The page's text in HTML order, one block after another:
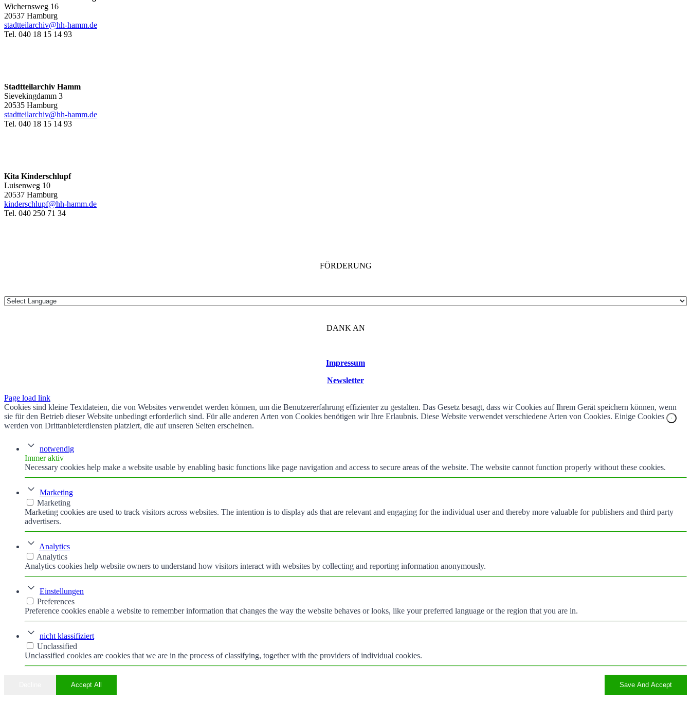
Wichernsweg 16
20537 Hamburg
stadtteilarchiv@hh-hamm.de
Tel. 040 18 15 14 93
Stadtteilarchiv Hamm
Sievekingdamm 3
20535 Hamburg
stadtteilarchiv@hh-hamm.de
Tel. 040 18 15 14 93
Kita Kinderschlupf
Luisenweg 10
20537 Hamburg
kinderschlupf@hh-hamm.de
Tel. 040 250 71 34
FÖRDERUNG
DANK AN
Impressum
Newsletter
Page load link
Cookies sind kleine Textdateien, die von Websites verwendet werden können, um die Benutzererfahrung effizienter zu gestalten. Das Gesetz besagt, dass wir Cookies auf Ihrem Gerät speichern können, wenn
sie für den Betrieb dieser Website unbedingt erforderlich sind. Für alle anderen Arten von Cookies benötigen wir Ihre Erlaubnis. Diese Website verwendet verschiedene Arten von Cookies. Einige Cookies
werden von Drittanbieterdiensten platziert, die auf unseren Seiten erscheinen.
notwendig
Immer aktiv
Necessary cookies help make a website usable by enabling basic functions like page navigation and access to secure areas of the website. The website cannot function properly without these cookies.
Marketing
Marketing
Marketing cookies are used to track visitors across websites. The intention is to display ads that are relevant and engaging for the individual user and thereby more valuable for publishers and third party
advertisers.
Analytics
Analytics
Analytics cookies help website owners to understand how visitors interact with websites by collecting and reporting information anonymously.
Einstellungen
Preferences
Preference cookies enable a website to remember information that changes the way the website behaves or looks, like your preferred language or the region that you are in.
nicht klassifiziert
Unclassified
Unclassified cookies are cookies that we are in the process of classifying, together with the providers of individual cookies.
Accept All Save And Accept